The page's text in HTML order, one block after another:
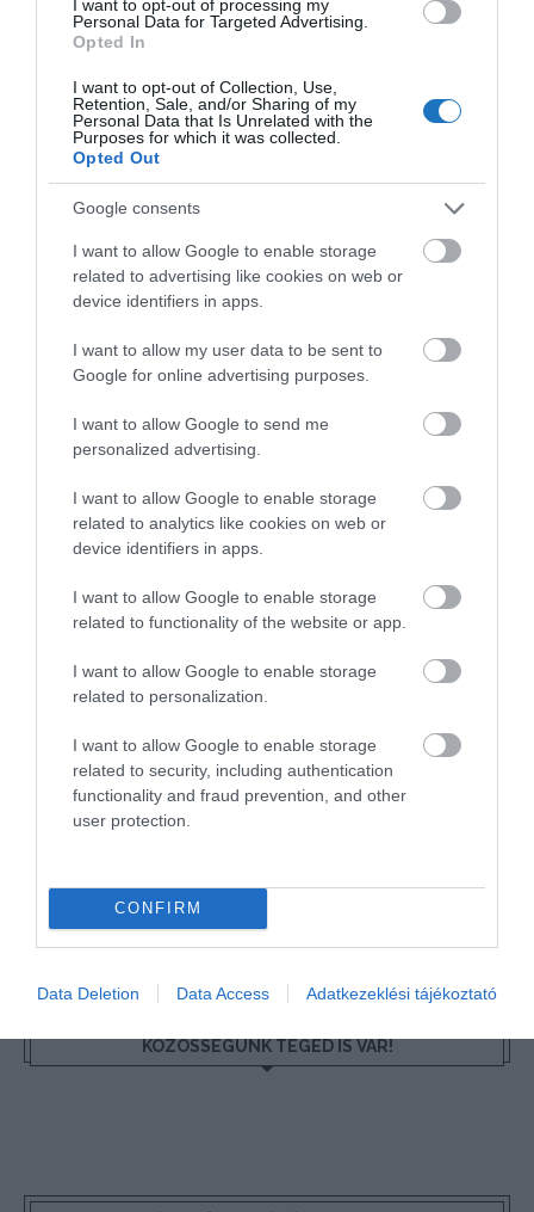
I want to opt-out of processing my
Personal Data for Targeted Advertising.
Opted In
I want to opt-out of Collection, Use,
Retention, Sale, and/or Sharing of my
Personal Data that Is Unrelated with the
Purposes for which it was collected.
Opted Out
Google consents
I want to allow Google to enable storage
related to advertising like cookies on web or
device identifiers in apps.
I want to allow my user data to be sent to
Google for online advertising purposes.
I want to allow Google to send me
personalized advertising.
I want to allow Google to enable storage
related to analytics like cookies on web or
device identifiers in apps.
I want to allow Google to enable storage
related to functionality of the website or app.
I want to allow Google to enable storage
related to personalization.
I want to allow Google to enable storage
related to security, including authentication
functionality and fraud prevention, and other
user protection.
CONFIRM
Data Deletion Data Access Adatkezeklési tájékoztató
ÚJ 4 CSILLAGOS SZÁLLODA NYÍLT: WILLIS
HOTEL ZALAEGERSZEG (VIDEÓVAL)
Zalaegerszeg wellness szállodával gazdagodott a
Willis Hotel**** Business & Wellness, Zalaegerszeg
fantázia névre hallgató egység személyében. Azon
kevés új szállodák közé tartozik, amelyet 2020-ban
adnak át.
OLVASS TOVÁBB
TOVÁBBI CIKKEK
HETI BÖLCSESSÉG
"Az ember, aki a tengert nézi, szerelemtől
sújtott gyerek." Jean-Michel Maulpoix
KÖZÖSSÉGÜNK TÉGED IS VÁR!